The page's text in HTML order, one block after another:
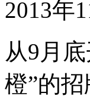
2013年
从9月
橙”的